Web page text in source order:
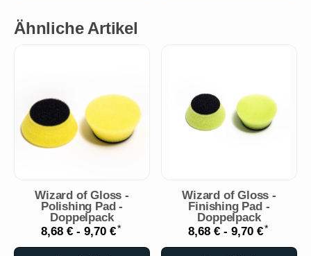
Ähnliche Artikel
Wizard of Gloss -
Polishing Pad -
Doppelpack
8,68 € - 9,70 €*
Wizard of Gloss -
Finishing Pad -
Doppelpack
8,68 € - 9,70 €*